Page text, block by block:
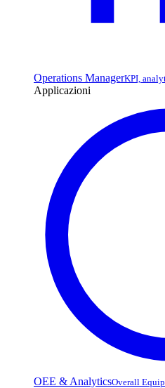
Operations ManagerKPI,
Applicazioni
OEE & AnalyticsOverall